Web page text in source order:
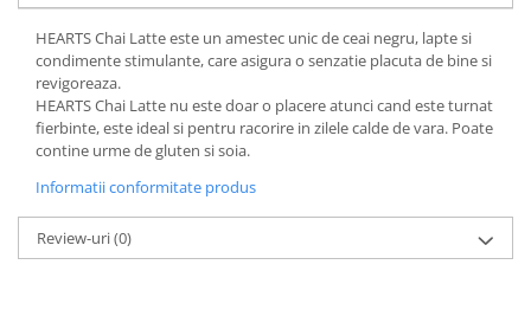
HEARTS Chai Latte este un amestec unic de ceai negru, lapte si
condimente stimulante, care asigura o senzatie placuta de bine si
revigoreaza.
HEARTS Chai Latte nu este doar o placere atunci cand este turnat
fierbinte, este ideal si pentru racorire in zilele calde de vara. Poate
contine urme de gluten si soia.
Informatii conformitate produs
Review-uri(0)